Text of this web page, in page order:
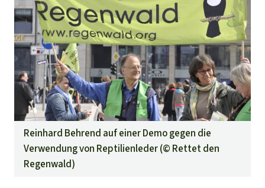
Reinhard Behrend auf einer Demo gegen die
Verwendung von Reptilienleder (© Rettet den
Regenwald)